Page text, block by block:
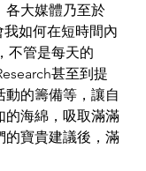
各大媒體乃至於
如何在短時間內
不管是每天的
甚至到提
的籌備等，讓自
的海綿，吸取滿滿
的寶貴建議後，滿